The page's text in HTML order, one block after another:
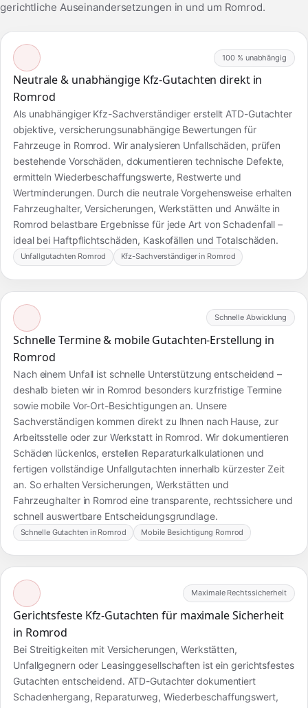
gerichtliche Auseinandersetzungen in und um Romrod.
100 % unabhängig
Neutrale & unabhängige Kfz-Gutachten direkt in
Romrod
Als unabhängiger Kfz-Sachverständiger erstellt ATD-Gutachter
objektive, versicherungsunabhängige Bewertungen für
Fahrzeuge in Romrod. Wir analysieren Unfallschäden, prüfen
bestehende Vorschäden, dokumentieren technische Defekte,
ermitteln Wiederbeschaffungswerte, Restwerte und
Wertminderungen. Durch die neutrale Vorgehensweise erhalten
Fahrzeughalter, Versicherungen, Werkstätten und Anwälte in
Romrod belastbare Ergebnisse für jede Art von Schadenfall –
ideal bei Haftpflichtschäden, Kaskofällen und Totalschäden.
Unfallgutachten Romrod Kfz-Sachverständiger in Romrod
Schnelle Abwicklung
Schnelle Termine & mobile Gutachten-Erstellung in
Romrod
Nach einem Unfall ist schnelle Unterstützung entscheidend –
deshalb bieten wir in Romrod besonders kurzfristige Termine
sowie mobile Vor-Ort-Besichtigungen an. Unsere
Sachverständigen kommen direkt zu Ihnen nach Hause, zur
Arbeitsstelle oder zur Werkstatt in Romrod. Wir dokumentieren
Schäden lückenlos, erstellen Reparaturkalkulationen und
fertigen vollständige Unfallgutachten innerhalb kürzester Zeit
an. So erhalten Versicherungen, Werkstätten und
Fahrzeughalter in Romrod eine transparente, rechtssichere und
schnell auswertbare Entscheidungsgrundlage.
Schnelle Gutachten in Romrod Mobile Besichtigung Romrod
Maximale Rechtssicherheit
Gerichtsfeste Kfz-Gutachten für maximale Sicherheit
in Romrod
Bei Streitigkeiten mit Versicherungen, Werkstätten,
Unfallgegnern oder Leasinggesellschaften ist ein gerichtsfestes
Gutachten entscheidend. ATD-Gutachter dokumentiert
Schadenhergang, Reparaturweg, Wiederbeschaffungswert,